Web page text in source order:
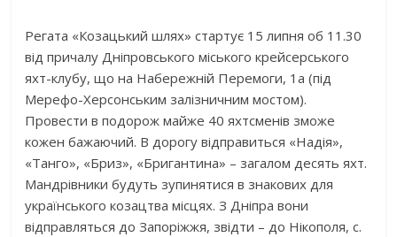
Регата «Козацький шлях» стартує 15 липня об 11.30
від причалу Дніпровського міського крейсерського
яхт-клубу, що на Набережній Перемоги, 1а (під
Мерефо-Херсонським залізничним мостом).
Провести в подорож майже 40 яхтсменів зможе
кожен бажаючий. В дорогу відправиться «Надія»,
«Танго», «Бриз», «Бригантина» – загалом десять яхт.
Мандрівники будуть зупинятися в знакових для
українського козацтва місцях. З Дніпра вони
відправляться до Запоріжжя, звідти – до Нікополя, с.